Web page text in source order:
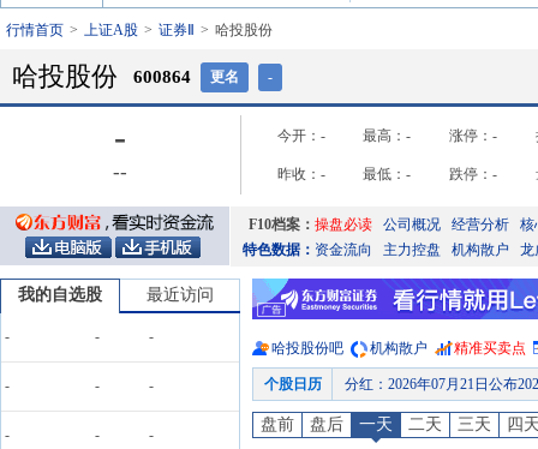
行情首页 上证A股 证券Ⅱ 哈投股份
哈投股份 600864 更名 -
-
--
今开： - 最高： - 涨停： -
昨收： - 最低： - 跌停： -
F10档案： 操盘必读 公司概况 经营分析
核
特色数据： 资金流向 主力控盘 机构散户 龙
我的自选股 最近访问
- - -
- - -
- - -
哈投股份吧 机构散户 精准买卖点
个股日历 分红 ： 2026年07月21日公布2025年年报分红，股
公告：2026年07月21日发布
盘前 盘后 一天 二天 三天 四